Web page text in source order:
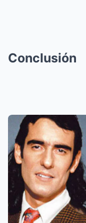
Conclusión